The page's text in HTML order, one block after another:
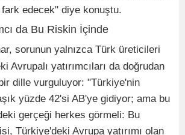
edecek" diye konuştu.
da Bu Riskin İçinde
sorunun yalnızca Türk üreticileri
Avrupalı yatırımcıları da doğrudan
dille vurguluyor: "Türkiye'nin
yüzde 42'si AB'ye gidiyor; ama bu
gerçeği herkes görmeli: Bu
Türkiye'deki Avrupa yatırımı olan